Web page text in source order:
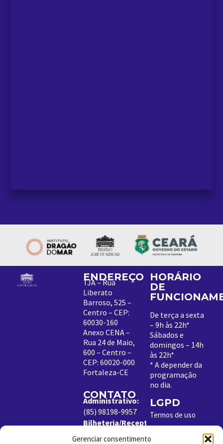
Gerenciar consentimento
ENDEREÇO
TJA – Rua
Liberato
Barroso, 525 –
Centro – CEP:
60030-160
Anexo CENA –
Rua 24 de Maio,
600 – Centro –
CEP: 60020-000
Fortaleza-CE
CONTATO
Administrativo:
(85) 98198-9957
Bilheteria/Receptivo:
(85) 99204-8843
HORÁRIO
DE
De terça a sexta
– 9h às 22h*
Sábados e
domingos – 14h
às 22h*
* A depender da
programação
no dia.
LGPD
Termos de uso